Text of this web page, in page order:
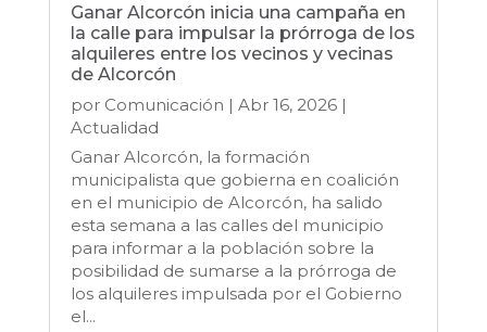
Ganar Alcorcón inicia una campaña en
la calle para impulsar la prórroga de los
alquileres entre los vecinos y vecinas
de Alcorcón
por Comunicación | Abr 16, 2026|
Actualidad
Ganar Alcorcón, la formación
municipalista que gobierna en coalición
en el municipio de Alcorcón, ha salido
esta semana a las calles del municipio
para informar a la población sobre la
posibilidad de sumarse a la prórroga de
los alquileres impulsada por el Gobierno
el...